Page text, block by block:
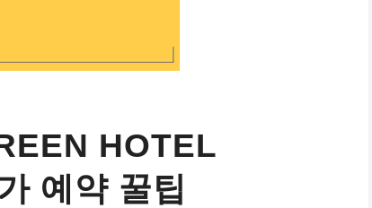
HOTEL
예약 꿀팁